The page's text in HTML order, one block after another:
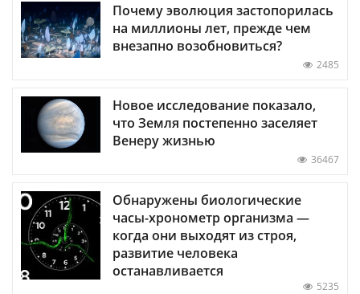
Почему эволюция застопорилась
на миллионы лет, прежде чем
внезапно возобновиться?
2485
Новое исследование показало,
что Земля постепенно заселяет
Венеру жизнью
36467
Обнаружены биологические
часы-хронометр организма —
когда они выходят из строя,
развитие человека
останавливается
5235